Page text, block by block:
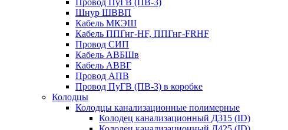
Шнур ШВВП
Кабель МКЭШ
Кабель ППГнг-HF, ППГнг-FRHF
Провод СИП
Кабель АВБШв
Кабель АВВГ
Провод АПВ
Провод ПуГВ (ПВ-3) в коробке
Колодцы
Колодцы канализационные полимерные
Колодец канализационный Д315 (ID)